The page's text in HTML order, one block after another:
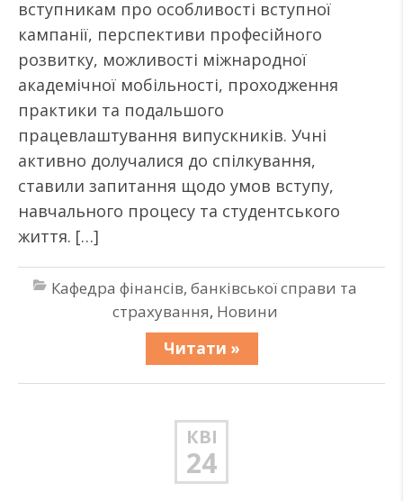
вступникам про особливості вступної
кампанії, перспективи професійного
розвитку, можливості міжнародної
академічної мобільності, проходження
практики та подальшого
працевлаштування випускників. Учні
активно долучалися до спілкування,
ставили запитання щодо умов вступу,
навчального процесу та студентського
життя. […]
Кафедра фінансів, банківської справи та
страхування, Новини
Читати »
КВІ
24